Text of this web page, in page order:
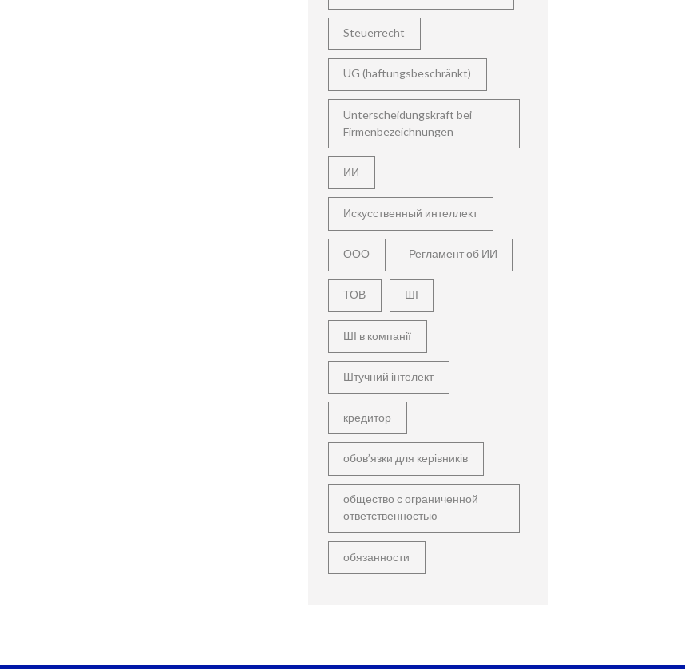
Steuerrecht
UG (haftungsbeschränkt)
Unterscheidungskraft bei
Firmenbezeichnungen
ИИ
Искусственный интеллект
ООО Регламент об ИИ
ТОВ ШІ
ШІ в компанії
Штучний інтелект
кредитор
обов’язки для керівників
общество с ограниченной
ответственностью
обязанности